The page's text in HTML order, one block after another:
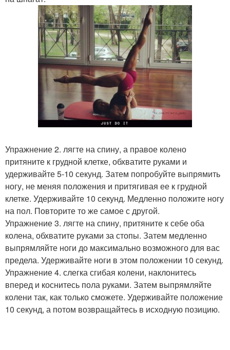
Упражнение 2. лягте на спину, а правое колено
притяните к грудной клетке, обхватите руками и
удерживайте 5-10 секунд. Затем попробуйте выпрямить
ногу, не меняя положения и притягивая ее к грудной
клетке. Удерживайте 10 секунд. Медленно положите ногу
на пол. Повторите то же самое с другой.
Упражнение 3. лягте на спину, притяните к себе оба
колена, обхватите руками за стопы. Затем медленно
выпрямляйте ноги до максимально возможного для вас
предела. Удерживайте ноги в этом положении 10 секунд.
Упражнение 4. слегка сгибая колени, наклонитесь
вперед и коснитесь пола руками. Затем выпрямляйте
колени так, как только сможете. Удерживайте положение
10 секунд, а потом возвращайтесь в исходную позицию.